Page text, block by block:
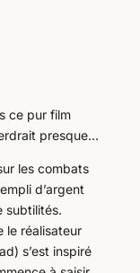
ce pur film
presque…
les combats
d’argent
subtilités.
le réalisateur
s’est inspiré